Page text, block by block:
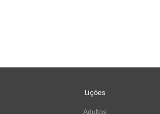
Lições
Adultos